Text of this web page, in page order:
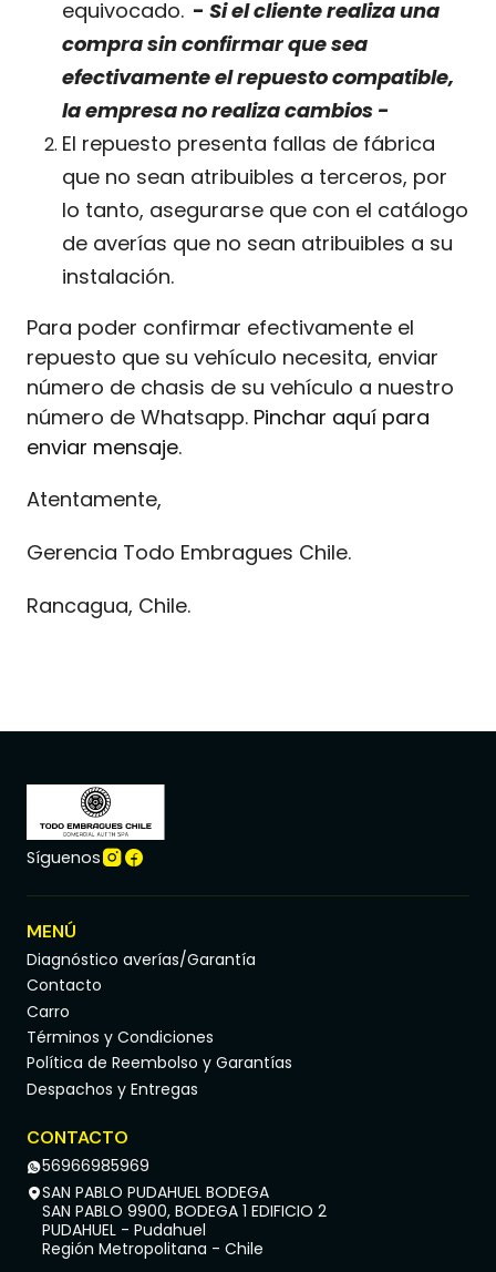
equivocado. - Si el cliente realiza una
compra sin confirmar que sea
efectivamente el repuesto compatible,
la empresa no realiza cambios -
El repuesto presenta fallas de fábrica
que no sean atribuibles a terceros, por
lo tanto, asegurarse que con el catálogo
de averías que no sean atribuibles a su
instalación.
Para poder confirmar efectivamente el
repuesto que su vehículo necesita, enviar
número de chasis de su vehículo a nuestro
número de Whatsapp. Pinchar aquí para
enviar mensaje.
Atentamente,
Gerencia Todo Embragues Chile.
Rancagua, Chile.
Síguenos
MENÚ
Diagnóstico averías/Garantía
Contacto
Carro
Términos y Condiciones
Política de Reembolso y Garantías
Despachos y Entregas
CONTACTO
56966985969
SAN PABLO PUDAHUEL BODEGA
SAN PABLO 9900, BODEGA 1 EDIFICIO 2
PUDAHUEL - Pudahuel
Región Metropolitana - Chile